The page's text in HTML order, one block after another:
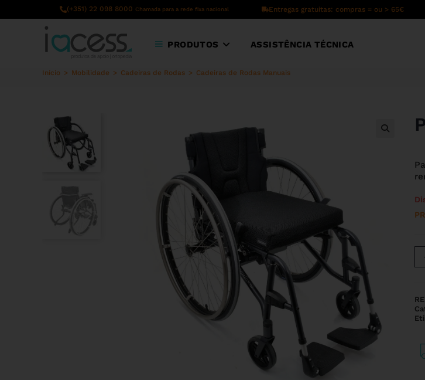
(+351) 22 098 8000 Chamada para a rede fixa nacional Entregas gratuitas: compras = ou > 65€
PRODUTOS ASSISTÊNCIA TÉCNICA
Início > Mobilidade > Cadeiras de Rodas > Cadeiras de Rodas Manuais